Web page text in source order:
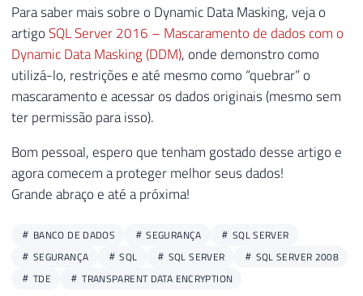
Para saber mais sobre o Dynamic Data Masking, veja o
artigoSQL Server 2016 – Mascaramento de dados com o
Dynamic Data Masking (DDM), onde demonstro como
utilizá-lo, restrições e até mesmo como “quebrar” o
mascaramento e acessar os dados originais (mesmo sem
ter permissão para isso).
Bom pessoal, espero que tenham gostado desse artigo e
agora comecem a proteger melhor seus dados!
Grande abraço e até a próxima!
BANCO DE DADOS SEGURANÇA
SQL SERVER
SEGURANÇA
SQL SQL SERVER
SQL SERVER 2008
TDE
TRANSPARENT DATA ENCRYPTION